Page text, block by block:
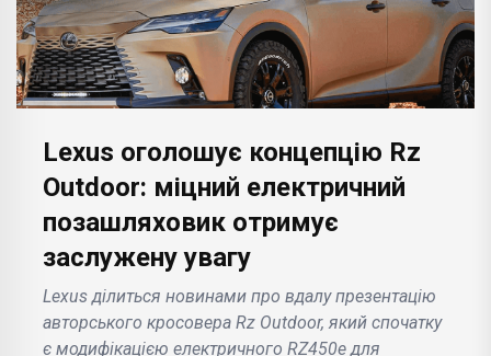
Lexus оголошує концепцію Rz
Outdoor: міцний електричний
позашляховик отримує
заслужену увагу
Lexus ділиться новинами про вдалу презентацію
авторського кросовера Rz Outdoor, який спочатку
є модифікацією електричного RZ450e для